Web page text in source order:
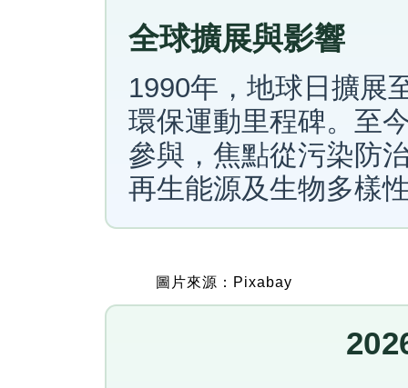
全球擴展與影響
1990年，地球日擴展
環保運動里程碑。至
參與，焦點從污染防
再生能源及生物多樣
圖片來源：Pixabay